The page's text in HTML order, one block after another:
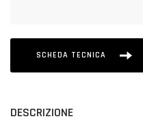
SCHEDA TECNICA
DESCRIZIONE